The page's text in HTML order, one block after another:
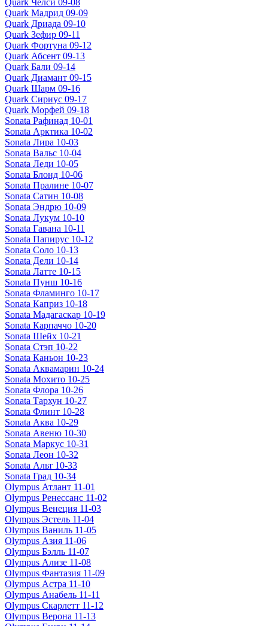
Quark Мадрид 09-09
Quark Дриада 09-10
Quark Зефир 09-11
Quark Фортуна 09-12
Quark Абсент 09-13
Quark Бали 09-14
Quark Диамант 09-15
Quark Шарм 09-16
Quark Сириус 09-17
Quark Морфей 09-18
Sonata Рафинад 10-01
Sonata Арктика 10-02
Sonata Лира 10-03
Sonata Вальс 10-04
Sonata Леди 10-05
Sonata Блонд 10-06
Sonata Пралине 10-07
Sonata Сатин 10-08
Sonata Эндрю 10-09
Sonata Лукум 10-10
Sonata Гавана 10-11
Sonata Папирус 10-12
Sonata Соло 10-13
Sonata Дели 10-14
Sonata Латте 10-15
Sonata Пунш 10-16
Sonata Фламинго 10-17
Sonata Каприз 10-18
Sonata Мадагаскар 10-19
Sonata Карпаччо 10-20
Sonata Шейх 10-21
Sonata Стэп 10-22
Sonata Каньон 10-23
Sonata Аквамарин 10-24
Sonata Мохито 10-25
Sonata Флора 10-26
Sonata Тархун 10-27
Sonata Флинт 10-28
Sonata Аква 10-29
Sonata Авеню 10-30
Sonata Маркус 10-31
Sonata Леон 10-32
Sonata Альт 10-33
Sonata Град 10-34
Olympus Атлант 11-01
Olympus Ренессанс 11-02
Olympus Венеция 11-03
Olympus Эстель 11-04
Olympus Ваниль 11-05
Olympus Азия 11-06
Olympus Бэлль 11-07
Olympus Ализе 11-08
Olympus Фантазия 11-09
Olympus Астра 11-10
Olympus Анабель 11-11
Olympus Скарлетт 11-12
Olympus Верона 11-13